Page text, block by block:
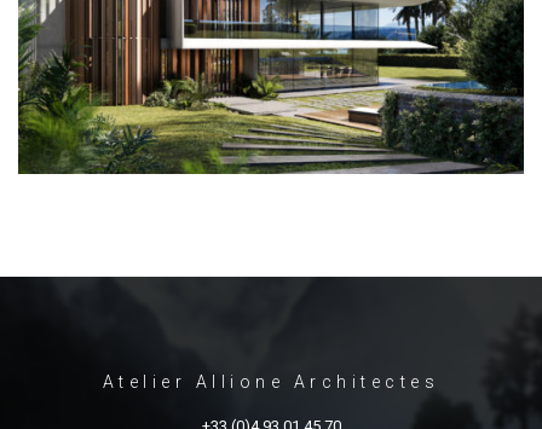
Atelier Allione Architectes